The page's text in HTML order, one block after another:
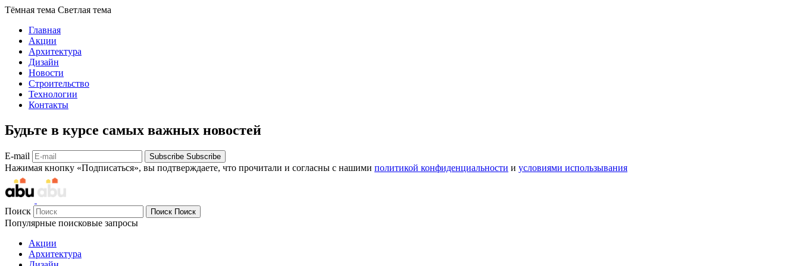
Тёмная тема Светлая тема
Главная
Акции
Архитектура
Дизайн
Новости
Строительство
Технологии
Контакты
Будьте в курсе самых важных новостей
E-mail Subscribe Subscribe
Нажимая кнопку «Подписаться», вы подтверждаете, что прочитали и согласны с нашими политикой конфиденциальности и условиями использывания
Поиск Поиск Поиск
Популярные поисковые запросы
Акции
Архитектура